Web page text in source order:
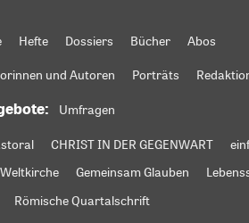
Hefte Dossiers Bücher Abos
und Autoren Porträts
Umfragen
CHRIST IN DER GEGENWART
Gemeinsam Glauben
Römische Quartalschrift